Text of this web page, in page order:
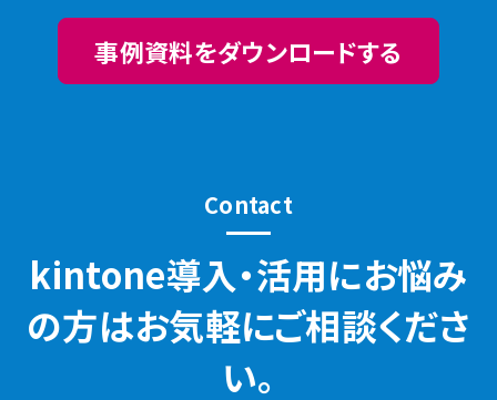
事例資料をダウンロードする
Contact
kintone導入・活用にお悩み
の方はお気軽にご相談くださ
い。